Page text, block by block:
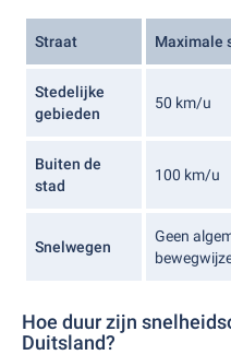
Straat Maximale
Stedelijke
gebieden
50 km/u
Buiten de
stad
100 km/u
Snelwegen
Geen
Hoe duur zijn
Duitsland?